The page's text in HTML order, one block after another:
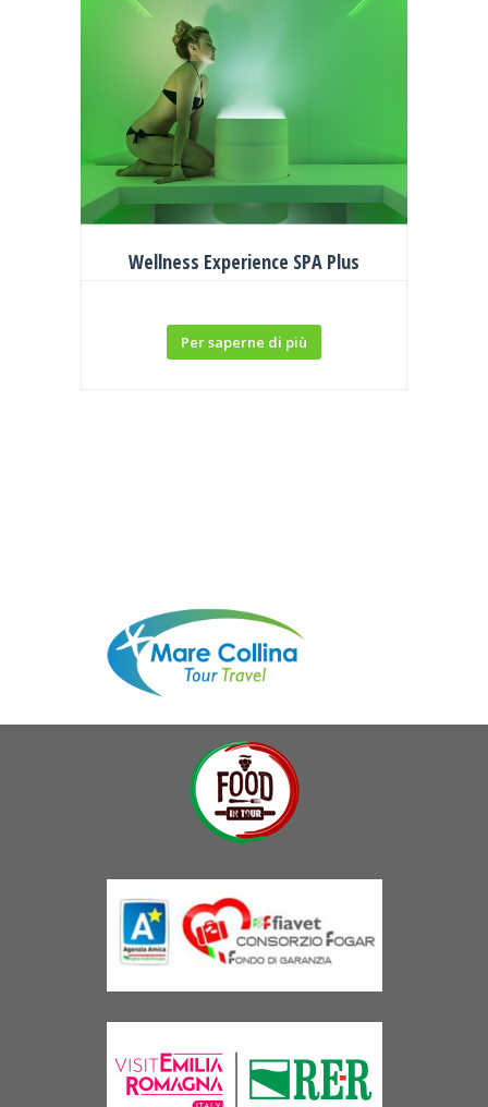
Wellness Experience SPA Plus
Per saperne di più